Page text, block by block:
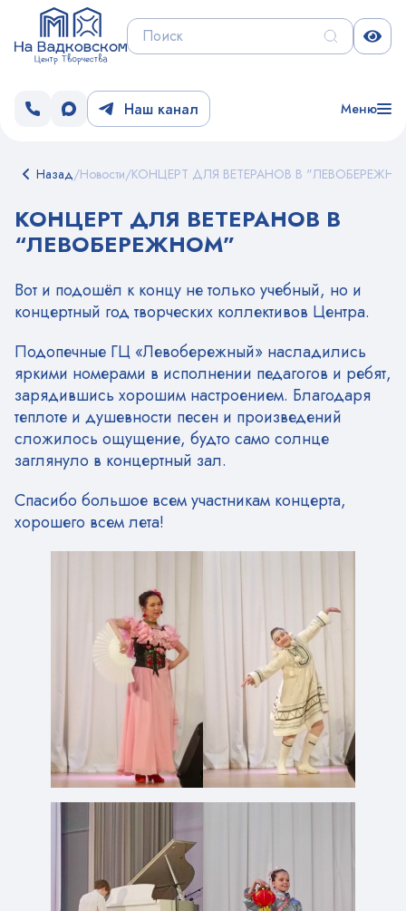
Наш канал Меню
Назад/Новости/КОНЦЕРТ ДЛЯ ВЕТЕРАНОВ В
КОНЦЕРТ ДЛЯ ВЕТЕРАНОВ В
“ЛЕВОБЕРЕЖНОМ”
Вот и подошёл к концу не только учебный, но и
концертный год творческих коллективов Центра.
Подопечные ГЦ «Левобережный» насладились
яркими номерами в исполнении педагогов и ребят,
зарядившись хорошим настроением. Благодаря
теплоте и душевности песен и произведений
сложилось ощущение, будто само солнце
заглянуло в концертный зал.
Спасибо большое всем участникам концерта,
хорошего всем лета!